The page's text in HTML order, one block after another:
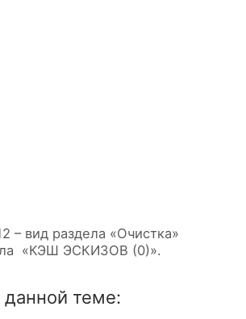
– вид раздела «Очистка»
«КЭШ ЭСКИЗОВ (0)».
данной теме: